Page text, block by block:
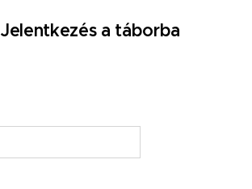
Jelentkezés a táborba